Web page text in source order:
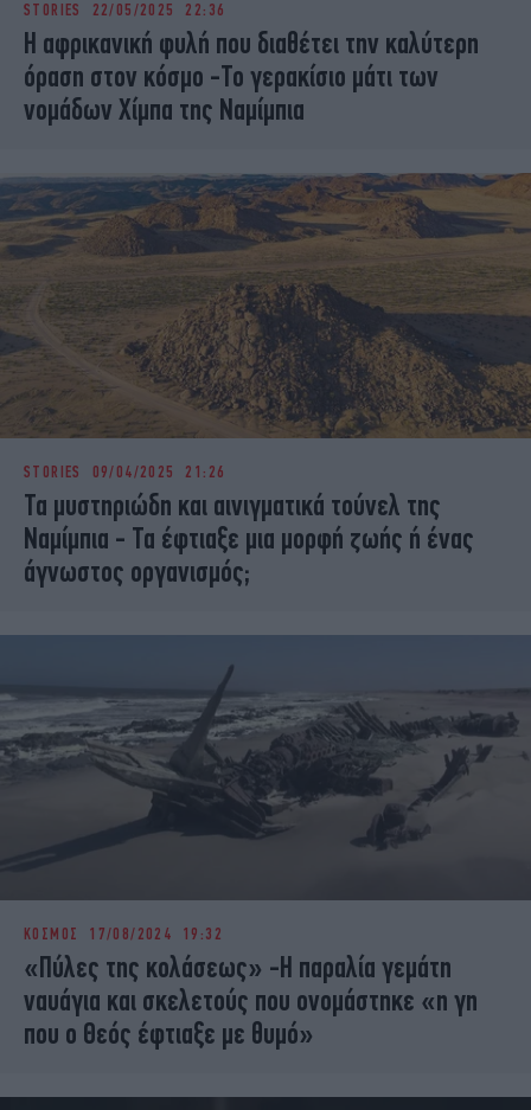
iBOOKS
OSCARS
THE OCEAN
MEDIA
ELAMEFORA
STORIES 22/05/2025 22:36
Η αφρικανική φυλή που διαθέτει την καλύτερη
όραση στον κόσμο -Το γερακίσιο μάτι των
νομάδων Χίμπα της Ναμίμπια
STORIES 09/04/2025 21:26
Τα μυστηριώδη και αινιγματικά τούνελ της
Ναμίμπια - Τα έφτιαξε μια μορφή ζωής ή ένας
άγνωστος οργανισμός;
ΚΟΣΜΟΣ 17/08/2024 19:32
«Πύλες της κολάσεως» -Η παραλία γεμάτη
ναυάγια και σκελετούς που ονομάστηκε «η γη
που ο Θεός έφτιαξε με θυμό»